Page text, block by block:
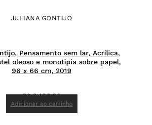
JULIANA GONTIJO
Pensamento sem lar, Acrílica,
oleoso e monotipia sobre papel,
96 x 66 cm, 2019
R$6.400,00
Adicionar ao carrinho